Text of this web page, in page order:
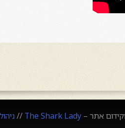
אתר – The Shark Lady
//